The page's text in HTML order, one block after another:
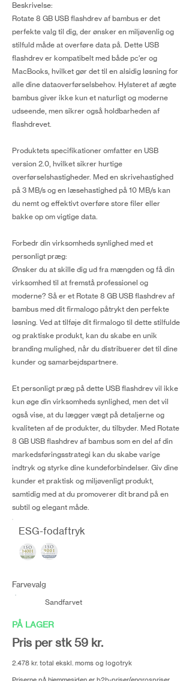
Beskrivelse:
Rotate 8 GB USB flashdrev af bambus er det
perfekte valg til dig, der ønsker en miljøvenlig og
stilfuld måde at overføre data på. Dette USB
flashdrev er kompatibelt med både pc'er og
MacBooks, hvilket gør det til en alsidig løsning for
alle dine dataoverførselsbehov. Hylsteret af ægte
bambus giver ikke kun et naturligt og moderne
udseende, men sikrer også holdbarheden af
flashdrevet.
Produktets specifikationer omfatter en USB
version 2.0, hvilket sikrer hurtige
overførselshastigheder. Med en skrivehastighed
på 3 MB/s og en læsehastighed på 10 MB/s kan
du nemt og effektivt overføre store filer eller
bakke op om vigtige data.
Forbedr din virksomheds synlighed med et
personligt præg:
Ønsker du at skille dig ud fra mængden og få din
virksomhed til at fremstå professionel og
moderne? Så er et Rotate 8 GB USB flashdrev af
bambus med dit firmalogo påtrykt den perfekte
løsning. Ved at tilføje dit firmalogo til dette stilfulde
og praktiske produkt, kan du skabe en unik
branding mulighed, når du distribuerer det til dine
kunder og samarbejdspartnere.
Et personligt præg på dette USB flashdrev vil ikke
kun øge din virksomheds synlighed, men det vil
også vise, at du lægger vægt på detaljerne og
kvaliteten af de produkter, du tilbyder. Med Rotate
8 GB USB flashdrev af bambus som en del af din
markedsføringsstrategi kan du skabe varige
indtryk og styrke dine kundeforbindelser. Giv dine
kunder et praktisk og miljøvenligt produkt,
samtidig med at du promoverer dit brand på en
subtil og elegant måde.
ESG-fodaftryk
Farvevalg
Sandfarvet
PÅ LAGER
Pris per stk 59 kr.
2.478 kr. total ekskl. moms og logotryk